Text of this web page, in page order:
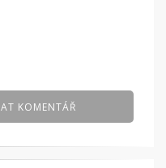
KOMENTÁŘ